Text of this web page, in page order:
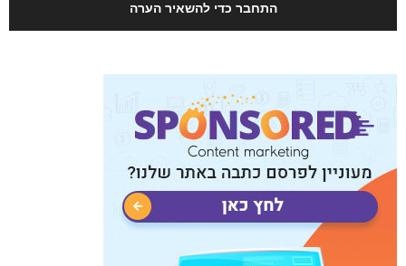
התחבר כדי להשאיר הערה